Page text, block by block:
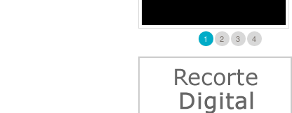
1 2 3 4